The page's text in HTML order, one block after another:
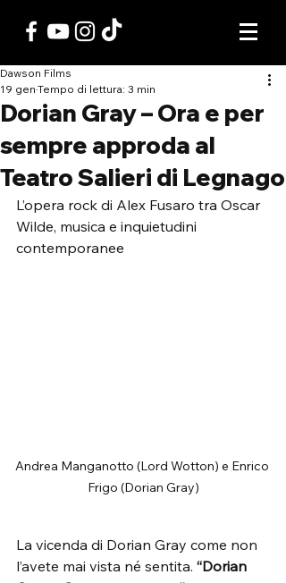
Dorian Gray – Ora e per
sempre approda al
Teatro Salieri di Legnago
Dawson Films
19 gen Tempo di lettura: 3 min
L’opera rock di Alex Fusaro tra Oscar
Wilde, musica e inquietudini
contemporanee
Andrea Manganotto (Lord Wotton) e Enrico
Frigo (Dorian Gray)
La vicenda di Dorian Gray come non
l’avete mai vista né sentita. “Dorian